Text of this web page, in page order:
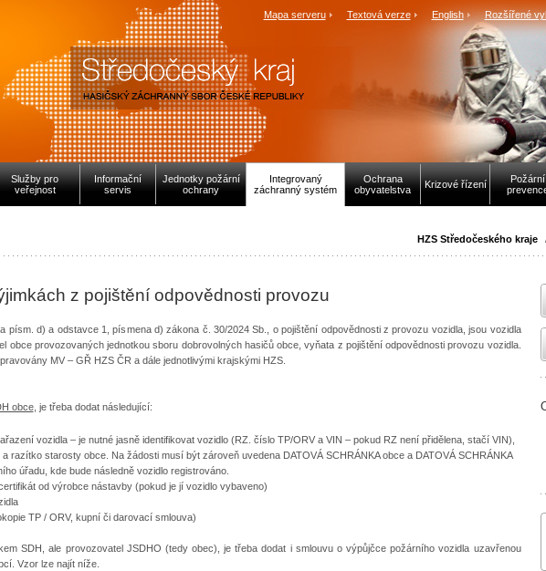
Mapa serveru Textová verze English Rozšířené
Služby pro
veřejnost
Informační
servis
Jednotky požární
ochrany
Integrovaný
záchranný systém
Ochrana
obyvatelstva
Krizové řízení
Požární
HZS Středočeského kraje
z pojištění odpovědnosti provozu
písm. d) a odstavce 1, písmena d) zákona č. 30/2024 Sb., o pojištění odpovědnosti z provozu vozidla, jsou vozidla
obce provozovaných jednotkou sboru dobrovolných hasičů obce, vyňata z pojištění odpovědnosti provozu vozidla.
MV – GŘ HZS ČR a dále jednotlivými krajskými HZS.
obce, je třeba dodat následující:
vozidla – je nutné jasně identifikovat vozidlo (RZ. číslo TP/ORV a VIN – pokud RZ není přidělena, stačí VIN),
razítko starosty obce. Na žádosti musí být zároveň uvedena DATOVÁ SCHRÁNKA obce a DATOVÁ SCHRÁNKA
úřadu, kde bude následně vozidlo registrováno.
od výrobce nástavby (pokud je jí vozidlo vybaveno)
TP / ORV, kupní či darovací smlouva)
SDH, ale provozovatel JSDHO (tedy obec), je třeba dodat i smlouvu o výpůjčce požárního vozidla uzavřenou
Vzor lze najít níže.